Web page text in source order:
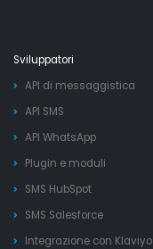
Sviluppatori
API di messaggistica
API SMS
API WhatsApp
Plugin e moduli
SMS HubSpot
SMS Salesforce
Integrazione con Klaviyo